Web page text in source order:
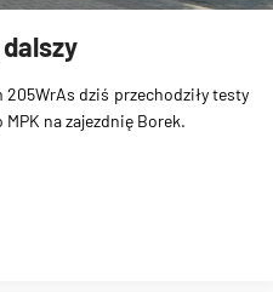
dziś przechodziły testy
na zajezdnię Borek.